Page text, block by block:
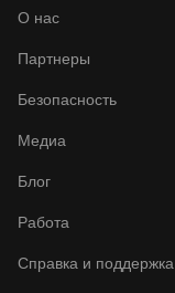
О нас
Партнеры
Безопасность
Медиа
Блог
Работа
Справка и поддержка